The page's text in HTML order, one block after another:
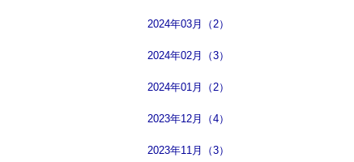
2024年03月（2）
2024年02月（3）
2024年01月（2）
2023年12月（4）
2023年11月（3）